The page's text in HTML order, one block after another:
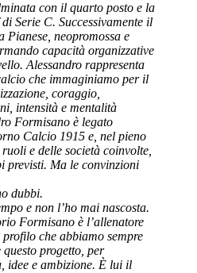
con il quarto posto e la
Serie C. Successivamente il
neopromossa e
capacità organizzative
Alessandro rappresenta
che immaginiamo per il
coraggio,
intensità e mentalità
Formisano è legato
Calcio 1915 e, nel pieno
e delle società coinvolte,
previsti. Ma le convinzioni
dubbi.
e non l’ho mai nascosta.
Formisano è l’allenatore
che abbiamo sempre
progetto, per
idee e ambizione. È lui il